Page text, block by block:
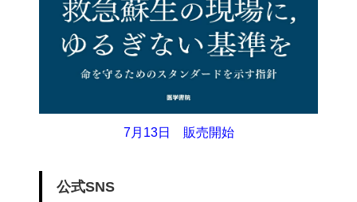
7月13日 販売開始
公式SNS